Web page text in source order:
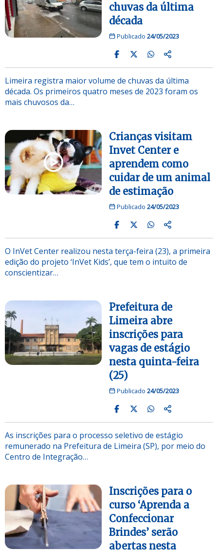
chuvas da última
década
Publicado 24/05/2023
Limeira registra maior volume de chuvas da última
década. Os primeiros quatro meses de 2023 foram os
mais chuvosos da…
Crianças visitam
Invet Center e
aprendem como
cuidar de um animal
de estimação
Publicado 24/05/2023
O InVet Center realizou nesta terça-feira (23), a primeira
edição do projeto ‘InVet Kids’, que tem o intuito de
conscientizar…
Prefeitura de
Limeira abre
inscrições para
vagas de estágio
nesta quinta-feira
(25)
Publicado 24/05/2023
As inscrições para o processo seletivo de estágio
remunerado na Prefeitura de Limeira (SP), por meio do
Centro de Integração…
Inscrições para o
curso ‘Aprenda a
Confeccionar
Brindes’ serão
abertas nesta